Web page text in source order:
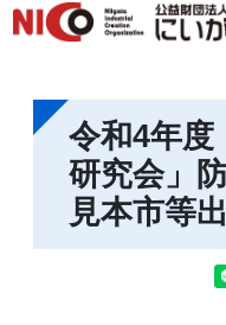
令和4年度
研究会」
見本市等